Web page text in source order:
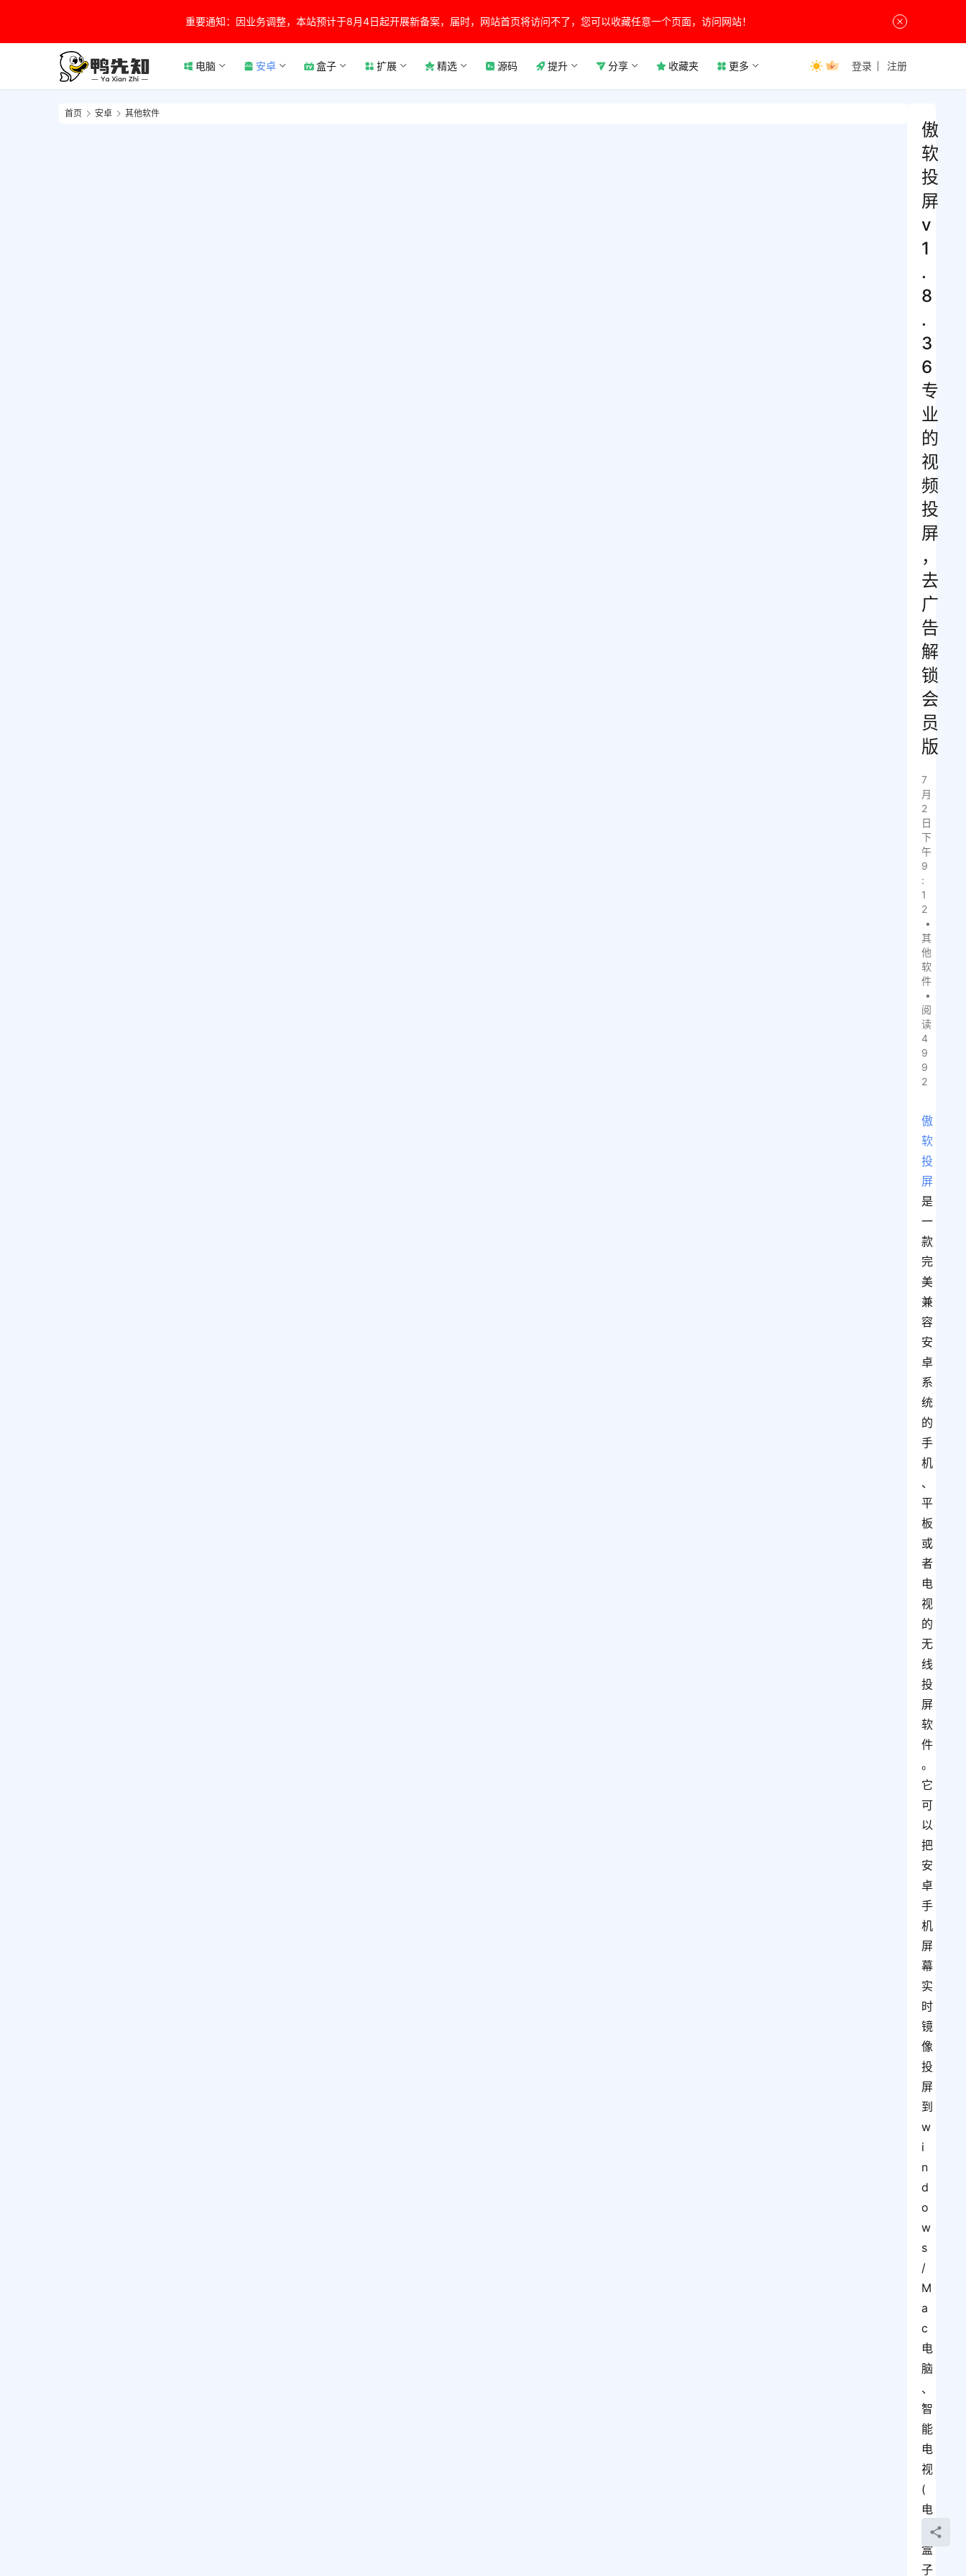
重要通知：因业务调整，本站预计于8月4日起开展新备案，届时，网站首页将访问不了，您可以收藏任意一个页面，访问网站！
电脑 安卓 盒子 扩展 精选 源码 提升 分享 收藏夹 更多 登录 注册
首页 安卓 其他软件
傲
软
投
屏
v
1
.
8
.
3
6
专
业
的
视
频
投
屏
，
去
广
告
解
锁
会
员
版
7
月
2
日
下
午
9
:
1
2
•
其
他
软
件
•
阅
读
4
9
9
2
傲
软
投
屏
是
一
款
完
美
兼
容
安
卓
系
统
的
手
机
、
平
板
或
者
电
视
的
无
线
投
屏
软
件
。
它
可
以
把
安
卓
手
机
屏
幕
实
时
镜
像
投
屏
到
w
i
n
d
o
w
s
/
M
a
c
电
脑
、
智
能
电
视
(
电
视
盒
子